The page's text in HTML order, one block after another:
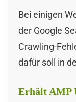
Bei einigen
der Google
Crawling-
dafür soll in
Erhält AMP